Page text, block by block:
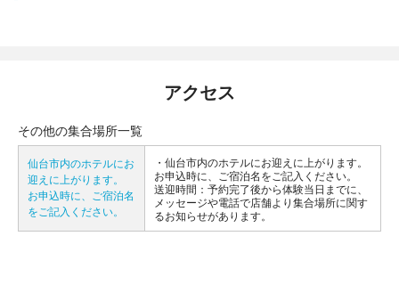
アクセス
その他の集合場所一覧
仙台市内のホテルにお
迎えに上がります。
お申込時に、ご宿泊名
をご記入ください。
仙台市内のホテルにお迎えに上がります。
お申込時に、ご宿泊名をご記入ください。
送迎時間：予約完了後から体験当日までに、
メッセージや電話で店舗より集合場所に関す
るお知らせがあります。